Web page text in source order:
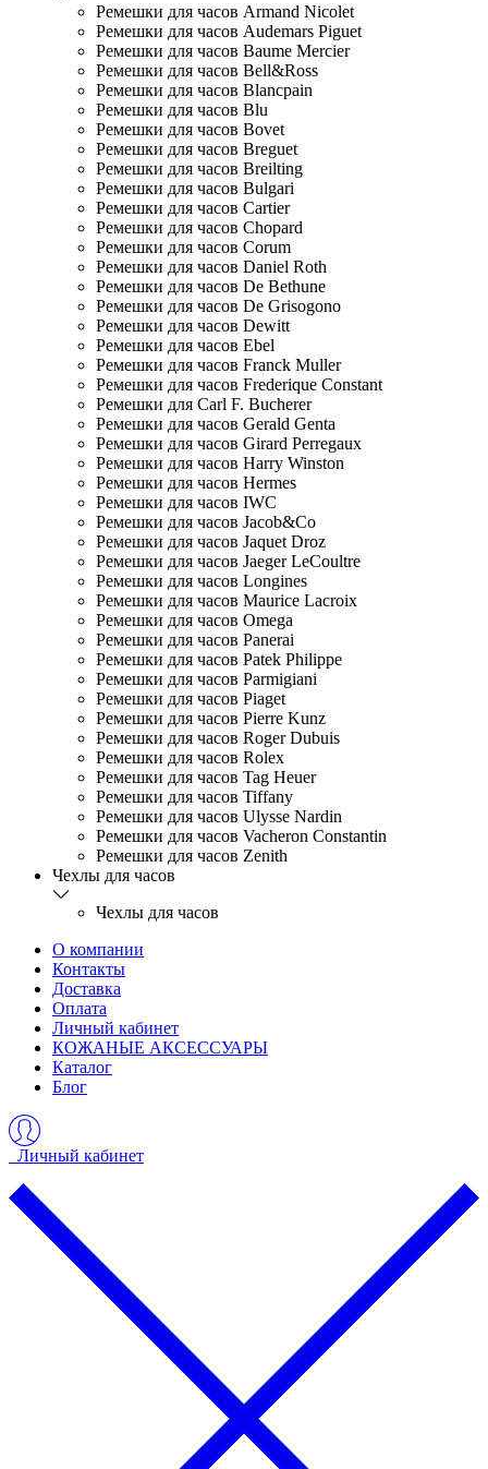
Ремешки для часов Armand Nicolet
Ремешки для часов Audemars Piguet
Ремешки для часов Baume Mercier
Ремешки для часов Bell&Ross
Ремешки для часов Blancpain
Ремешки для часов Blu
Ремешки для часов Bovet
Ремешки для часов Breguet
Ремешки для часов Breilting
Ремешки для часов Bulgari
Ремешки для часов Cartier
Ремешки для часов Chopard
Ремешки для часов Corum
Ремешки для часов Daniel Roth
Ремешки для часов De Bethune
Ремешки для часов De Grisogono
Ремешки для часов Dewitt
Ремешки для часов Ebel
Ремешки для часов Franck Muller
Ремешки для часов Frederique Constant
Ремешки для Carl F. Bucherer
Ремешки для часов Gerald Genta
Ремешки для часов Girard Perregaux
Ремешки для часов Harry Winston
Ремешки для часов Hermes
Ремешки для часов IWC
Ремешки для часов Jacob&Co
Ремешки для часов Jaquet Droz
Ремешки для часов Jaeger LeCoultre
Ремешки для часов Longines
Ремешки для часов Maurice Lacroix
Ремешки для часов Omega
Ремешки для часов Panerai
Ремешки для часов Patek Philippe
Ремешки для часов Parmigiani
Ремешки для часов Piaget
Ремешки для часов Pierre Kunz
Ремешки для часов Roger Dubuis
Ремешки для часов Rolex
Ремешки для часов Tag Heuer
Ремешки для часов Tiffany
Ремешки для часов Ulysse Nardin
Ремешки для часов Vacheron Constantin
Ремешки для часов Zenith
Чехлы для часов
Чехлы для часов
О компании
Контакты
Доставка
Оплата
Личный кабинет
КОЖАНЫЕ АКСЕССУАРЫ
Каталог
Блог
Личный кабинет